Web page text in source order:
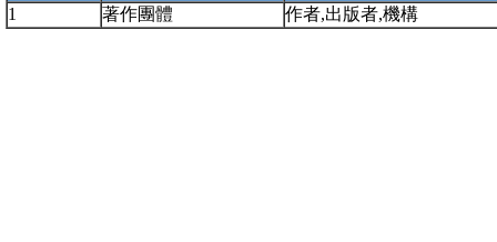
1
著作團體 作者,出版者,機構